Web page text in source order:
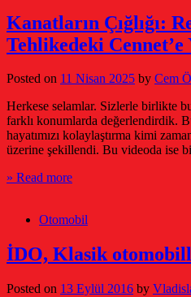
Kanatların Çığlığı:
Tehlikedeki
Posted on 11 Nisan 2025 by Cem
Herkese selamlar. Sizlerle birlikte
farklı konumlarda değerlendirdik.
hayatımızı kolaylaştırma kimi
üzerine şekillendi. Bu videoda ise
» Read more
Otomobil
İDO, Klasik
Posted on 13 Eylül 2016 by